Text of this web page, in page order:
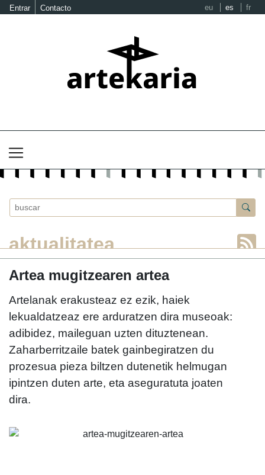
Entrar Contacto eu es fr
aktualitatea
Artea mugitzearen artea
Artelanak erakusteaz ez ezik, haiek
lekualdatzeaz ere arduratzen dira museoak:
adibidez, maileguan uzten dituztenean.
Zaharberritzaile batek gainbegiratzen du
prozesua pieza biltzen dutenetik helmugan
ipintzen duten arte, eta aseguratuta joaten
dira.